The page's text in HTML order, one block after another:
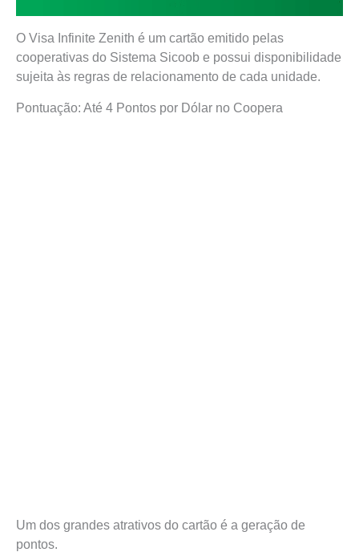
O Visa Infinite Zenith é um cartão emitido pelas
cooperativas do Sistema Sicoob e possui disponibilidade
sujeita às regras de relacionamento de cada unidade.
Pontuação: Até 4 Pontos por Dólar no Coopera
Um dos grandes atrativos do cartão é a geração de
pontos.